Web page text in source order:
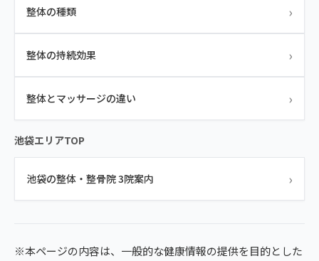
整体の種類 ›
整体の持続効果 ›
整体とマッサージの違い ›
池袋エリアTOP
池袋の整体・整骨院 3院案内 ›
※本ページの内容は、一般的な健康情報の提供を目的とした